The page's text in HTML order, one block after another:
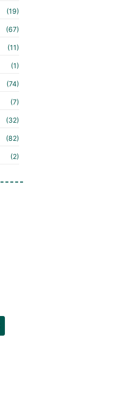
(19)
(67)
(11)
(1)
(74)
(7)
(32)
(82)
(2)